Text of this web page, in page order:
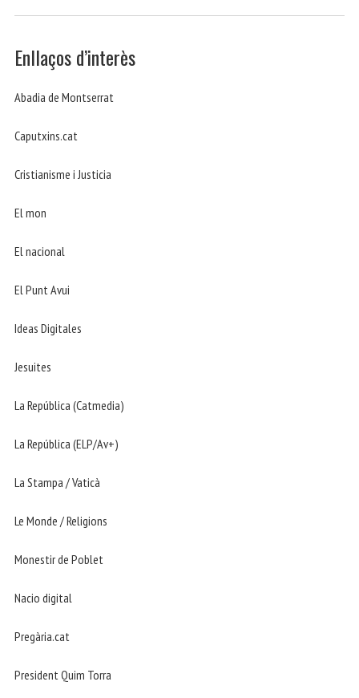
Enllaços d’interès
Abadia de Montserrat
Caputxins.cat
Cristianisme i Justicia
El mon
El nacional
El Punt Avui
Ideas Digitales
Jesuites
La República (Catmedia)
La República (ELP/Av+)
La Stampa / Vaticà
Le Monde / Religions
Monestir de Poblet
Nacio digital
Pregària.cat
President Quim Torra